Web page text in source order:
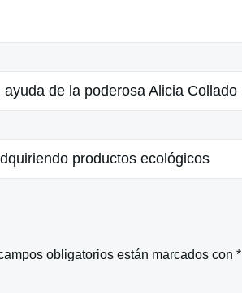
de la poderosa Alicia Collado
productos ecológicos
obligatorios están marcados con *